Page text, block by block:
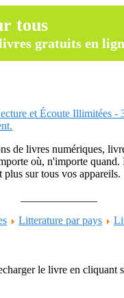
tous
gratuits en
et Écoute Illimitées -
de livres numériques,
où, n'importe quand.
plus sur tous vos appareils.
Litterature par pays
le livre en cliquant